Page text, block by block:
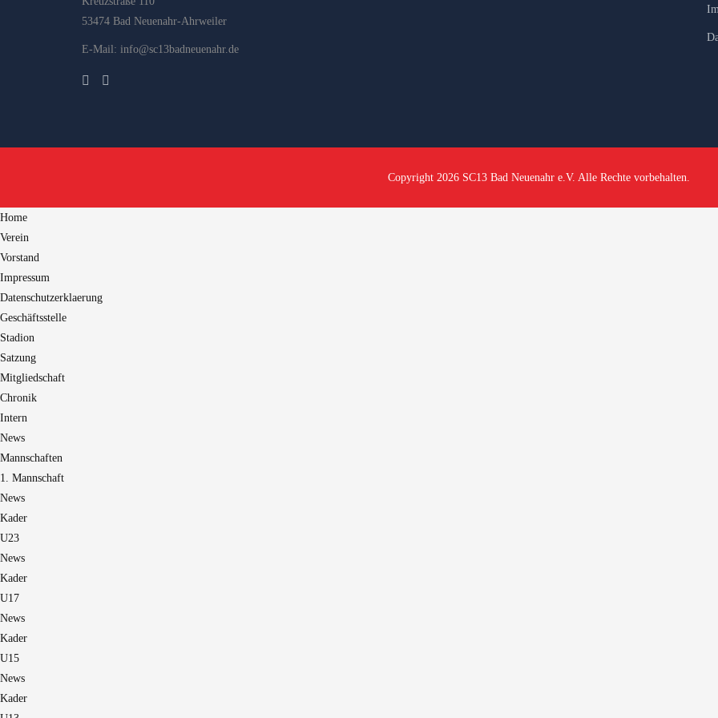
53474 Bad Neuenahr-Ahrweiler
E-Mail: info@sc13badneuenahr.de
Copyright 2026 SC13 Bad Neuenahr e.V. Alle Rechte vorbehalten.
Home
Verein
Vorstand
Impressum
Datenschutzerklaerung
Geschäftsstelle
Stadion
Satzung
Mitgliedschaft
Chronik
Intern
News
Mannschaften
1. Mannschaft
News
Kader
U23
News
Kader
U17
News
Kader
U15
News
Kader